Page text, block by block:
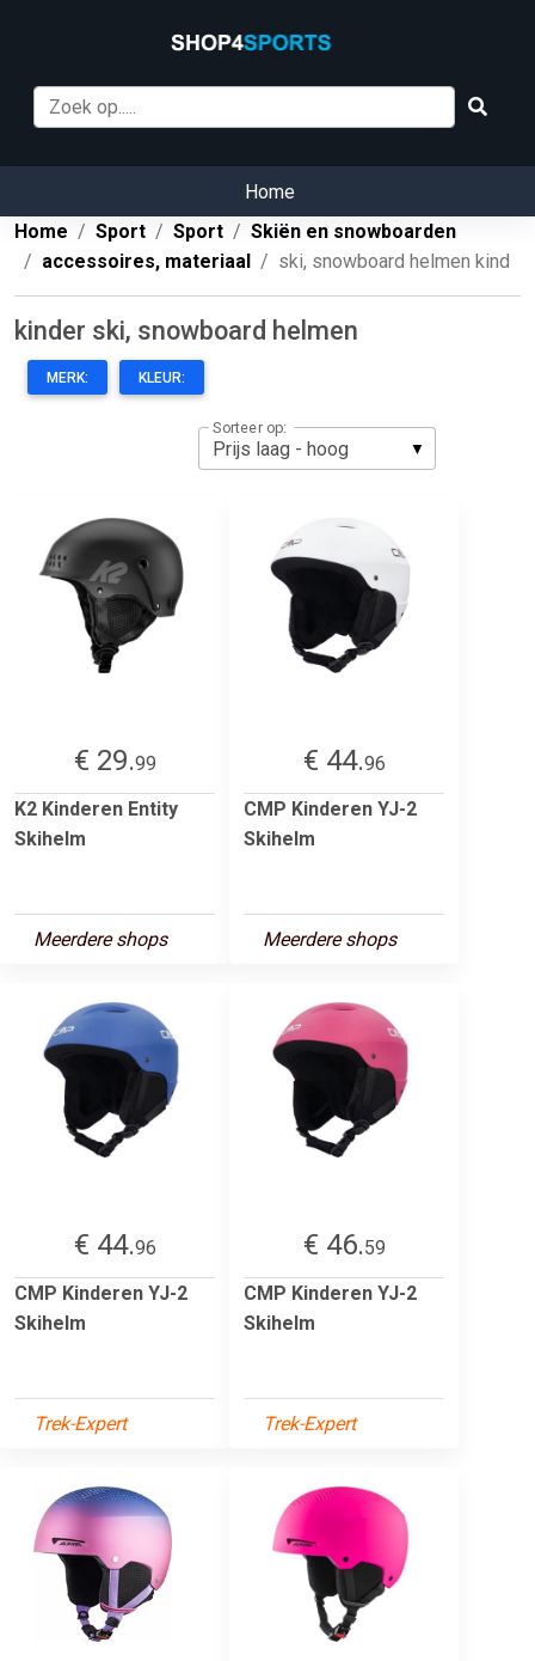
Home
Home
Sport Sport
Skiën en snowboarden
accessoires, materiaal
ski, snowboard helmen kind
kinder ski, snowboard helmen
MERK: KLEUR:
Sorteer op:
€ 29.99
K2 Kinderen Entity
Skihelm
Meerdere shops
€ 44.96
CMP Kinderen YJ-2
Skihelm
Meerdere shops
€ 44.96
CMP Kinderen YJ-2
Skihelm
Trek-Expert
€ 46.59
CMP Kinderen YJ-2
Skihelm
Trek-Expert